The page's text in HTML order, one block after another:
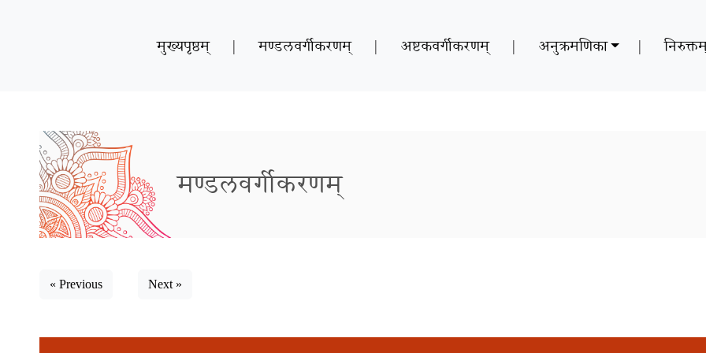
मुख्यपृष्ठम् | मण्डलवर्गीकरणम् | अष्टकवर्गीकरणम् | अनुक्रमणिका |
मण्डलवर्गीकरणम्
« Previous Next »